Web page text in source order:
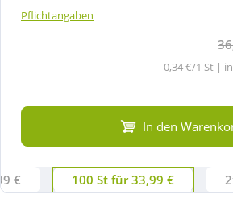
Pflichtangaben
0,34 €/1 St |
In den
€ 100 St für 33,99 €